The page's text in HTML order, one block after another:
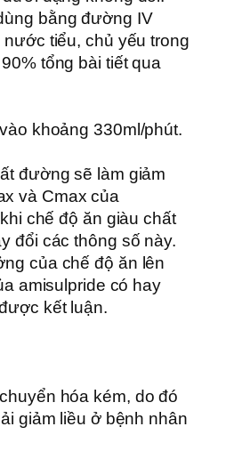
bằng đường IV
tiểu, chủ yếu trong
tổng bài tiết qua
khoảng 330ml/phút.
đường sẽ làm giảm
và Cmax của
chế độ ăn giàu chất
đổi các thông số này.
của chế độ ăn lên
amisulpride có hay
kết luận.
hóa kém, do đó
giảm liều ở bệnh nhân